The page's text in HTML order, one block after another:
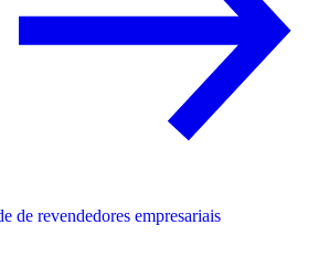
de revendedores empresariais